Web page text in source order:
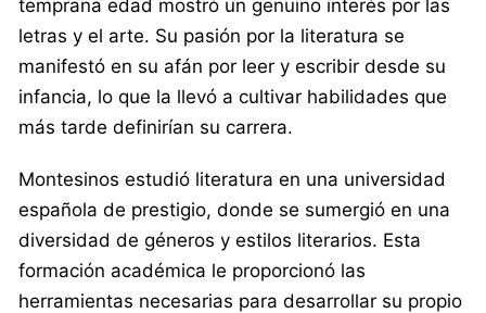
temprana edad mostró un genuino interés por las
letras y el arte. Su pasión por la literatura se
manifestó en su afán por leer y escribir desde su
infancia, lo que la llevó a cultivar habilidades que
más tarde definirían su carrera.
Montesinos estudió literatura en una universidad
española de prestigio, donde se sumergió en una
diversidad de géneros y estilos literarios. Esta
formación académica le proporcionó las
herramientas necesarias para desarrollar su propio